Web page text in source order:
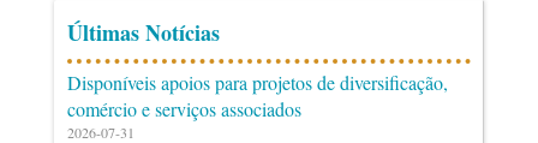
Últimas Notícias
Disponíveis apoios para projetos de diversificação,
comércio e serviços associados
2026-07-31